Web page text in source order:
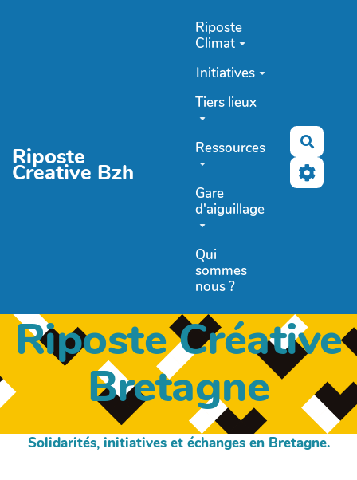
Riposte
Creative Bzh
Riposte
Climat
Initiatives
Tiers lieux
Ressources
Gare
d'aiguillage
Qui
sommes
nous ?
Riposte Créative
Bretagne
Solidarités, initiatives et échanges en Bretagne.